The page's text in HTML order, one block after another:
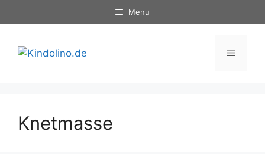
Inhalt
Menu
Menü
Knetmasse